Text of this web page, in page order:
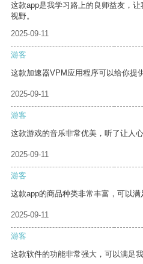
这款app是我学习路上的良师益友，
视野。
2025-09-11
游客
这款加速器VPM应用程序可以给你提
2025-09-11
游客
这款游戏的音乐非常优美，听了让人心
2025-09-11
游客
这款app的商品种类非常丰富，可以满
2025-09-11
游客
这款软件的功能非常强大，可以满足